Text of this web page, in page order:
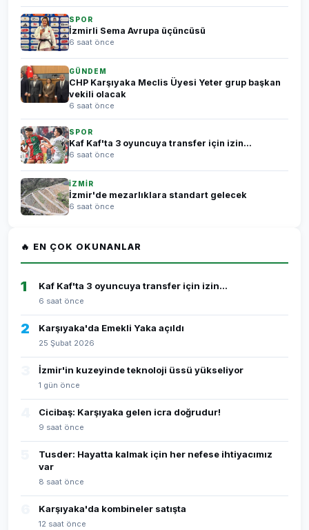
SPOR
İzmirli Sema Avrupa üçüncüsü
6 saat önce
GÜNDEM
CHP Karşıyaka Meclis Üyesi Yeter grup başkan
vekili olacak
6 saat önce
SPOR
Kaf Kaf'ta 3 oyuncuya transfer için izin...
6 saat önce
İZMİR
İzmir'de mezarlıklara standart gelecek
6 saat önce
🔥 EN ÇOK OKUNANLAR
1 Kaf Kaf'ta 3 oyuncuya transfer için izin...
6 saat önce
2 Karşıyaka'da Emekli Yaka açıldı
25 Şubat 2026
İzmir'in kuzeyinde teknoloji üssü yükseliyor
1 gün önce
Cicibaş: Karşıyaka gelen icra doğrudur!
9 saat önce
Tusder: Hayatta kalmak için her nefese ihtiyacımız
var
8 saat önce
Karşıyaka'da kombineler satışta
12 saat önce